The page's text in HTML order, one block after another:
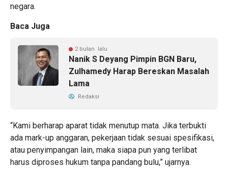
negara.
Baca Juga
2 bulan lalu
Nanik S Deyang Pimpin BGN Baru,
Zulhamedy Harap Bereskan Masalah
Lama
Redaksi
“Kami berharap aparat tidak menutup mata. Jika terbukti
ada mark-up anggaran, pekerjaan tidak sesuai spesifikasi,
atau penyimpangan lain, maka siapa pun yang terlibat
harus diproses hukum tanpa pandang bulu,” ujarnya.